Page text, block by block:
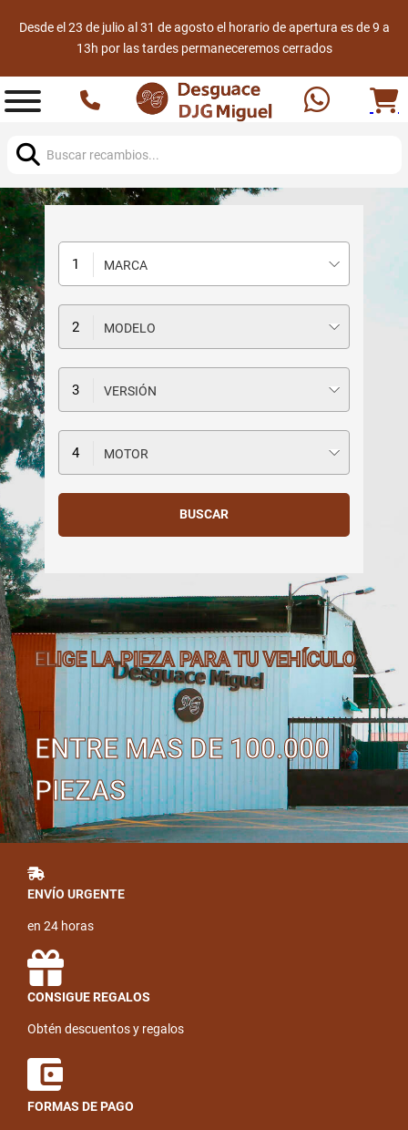
Desde el 23 de julio al 31 de agosto el horario de apertura es de 9 a
13h por las tardes permaneceremos cerrados
MARCA
MODELO
VERSIÓN
MOTOR
ELIGE LA PIEZA PARA TU VEHÍCULO
ENTRE MAS DE 100.000
PIEZAS
ENVÍO URGENTE
en 24 horas
CONSIGUE REGALOS
Obtén descuentos y regalos
FORMAS DE PAGO